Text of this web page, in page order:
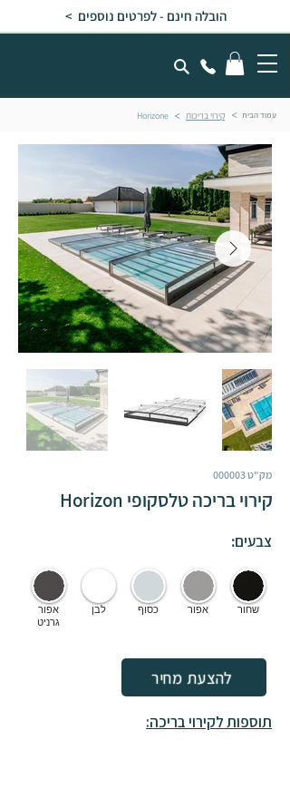
הובלה חינם - לפרטים נוספים >
Horizone < קירוי בריכות < עמוד הבית
מק"ט 000003
קירוי בריכה טלסקופי Horizon
צבעים:
שחור אפור כסוף לבן
אפור
גרניט
להצעת מחיר
תוספות לקירוי בריכה: